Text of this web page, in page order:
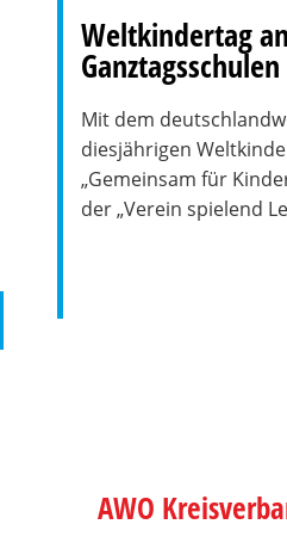
Weltkindertag
Ganztagsschulen
Mit dem
diesjährigen
„Gemeinsam für
der „Verein spielend
AWO